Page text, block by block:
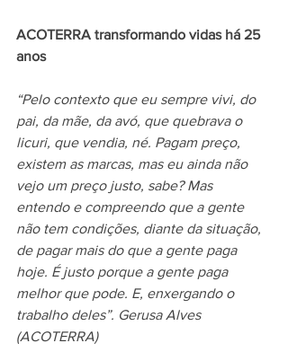
ACOTERRA transformando vidas há 25
anos
“Pelo contexto que eu sempre vivi, do
pai, da mãe, da avó, que quebrava o
licuri, que vendia, né. Pagam preço,
existem as marcas, mas eu ainda não
vejo um preço justo, sabe? Mas
entendo e compreendo que a gente
não tem condições, diante da situação,
de pagar mais do que a gente paga
hoje. É justo porque a gente paga
melhor que pode. E, enxergando o
trabalho deles”. Gerusa Alves
(ACOTERRA)